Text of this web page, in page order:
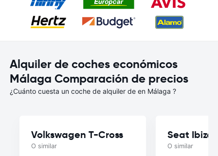
Alquiler de coches económicos
Málaga Comparación de precios
¿Cuánto cuesta un coche de alquiler de en Málaga ?
Volkswagen T-Cross
O similar
Seat Ibiza
O similar